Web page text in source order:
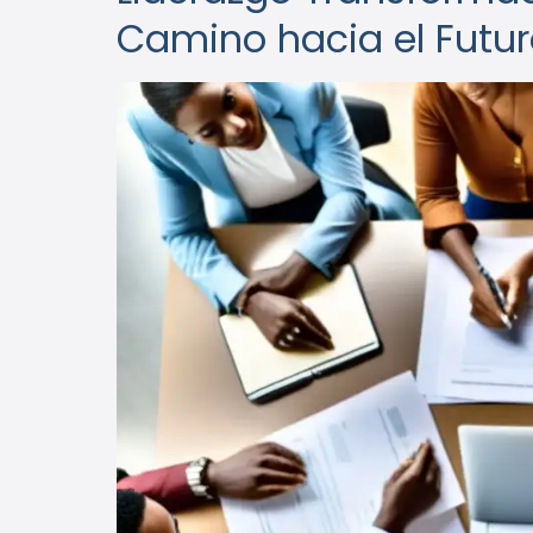
Camino hacia el